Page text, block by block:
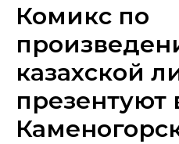
Комикс по
казахской
презентуют